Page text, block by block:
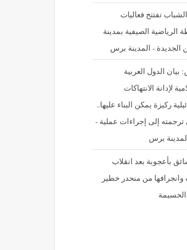
تفتتح فعاليات
الرياضية الصيفية بمدينة
الجديدة - المدينة برس
بيان الدول العربية
لإدانة الانتهاكات
ركيزة يمكن البناء عليها..
ترجمته إلى إجراءات عملية -
برس
بأعجوبة بعد انقلاب
وانجرافها من منحدر خطير
الحسيمة